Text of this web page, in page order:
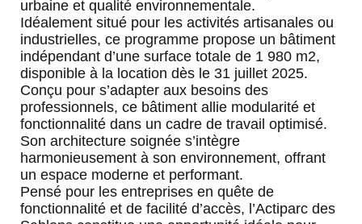
urbaine et qualité environnementale.
Idéalement situé pour les activités artisanales ou
industrielles, ce programme propose un bâtiment
indépendant d’une surface totale de 1 980 m2,
disponible à la location dès le 31 juillet 2025.
Conçu pour s’adapter aux besoins des
professionnels, ce bâtiment allie modularité et
fonctionnalité dans un cadre de travail optimisé.
Son architecture soignée s’intègre
harmonieusement à son environnement, offrant
un espace moderne et performant.
Pensé pour les entreprises en quête de
fonctionnalité et de facilité d’accès, l’Actiparc des